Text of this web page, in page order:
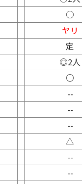
○
ヤリ
定
◎2人
○
--
--
--
△
--
--